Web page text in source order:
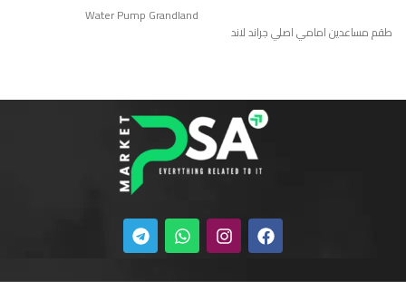
طقم مساعدين امامي اصلي جراند لاند
Water Pump Grandland